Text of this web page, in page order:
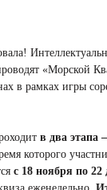
«Морской
в рамках игры
в два этапа
которого
с 18 ноября по 22